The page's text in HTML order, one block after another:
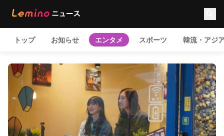
トップ お知らせ エンタメ スポーツ 韓流・アジ